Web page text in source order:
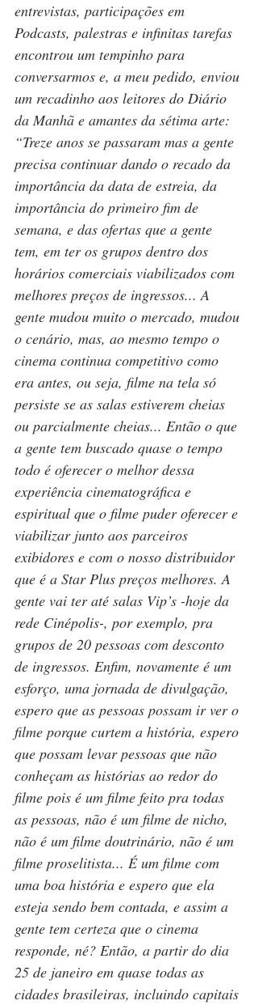
entrevistas, participações em
Podcasts, palestras e infinitas tarefas
encontrou um tempinho para
conversarmos e, a meu pedido, enviou
um recadinho aos leitores do Diário
da Manhã e amantes da sétima arte:
“Treze anos se passaram mas a gente
precisa continuar dando o recado da
importância da data de estreia, da
importância do primeiro fim de
semana, e das ofertas que a gente
tem, em ter os grupos dentro dos
horários comerciais viabilizados com
melhores preços de ingressos... A
gente mudou muito o mercado, mudou
o cenário, mas, ao mesmo tempo o
cinema continua competitivo como
era antes, ou seja, filme na tela só
persiste se as salas estiverem cheias
ou parcialmente cheias... Então o que
a gente tem buscado quase o tempo
todo é oferecer o melhor dessa
experiência cinematográfica e
espiritual que o filme puder oferecer e
viabilizar junto aos parceiros
exibidores e com o nosso distribuidor
que é a Star Plus preços melhores. A
gente vai ter até salas Vip’s -hoje da
rede Cinépolis-, por exemplo, pra
grupos de 20 pessoas com desconto
de ingressos. Enfim, novamente é um
esforço, uma jornada de divulgação,
espero que as pessoas possam ir ver o
filme porque curtem a história, espero
que possam levar pessoas que não
conheçam as histórias ao redor do
filme pois é um filme feito pra todas
as pessoas, não é um filme de nicho,
não é um filme doutrinário, não é um
filme proselitista... É um filme com
uma boa história e espero que ela
esteja sendo bem contada, e assim a
gente tem certeza que o cinema
responde, né? Então, a partir do dia
25 de janeiro em quase todas as
cidades brasileiras, incluindo capitais